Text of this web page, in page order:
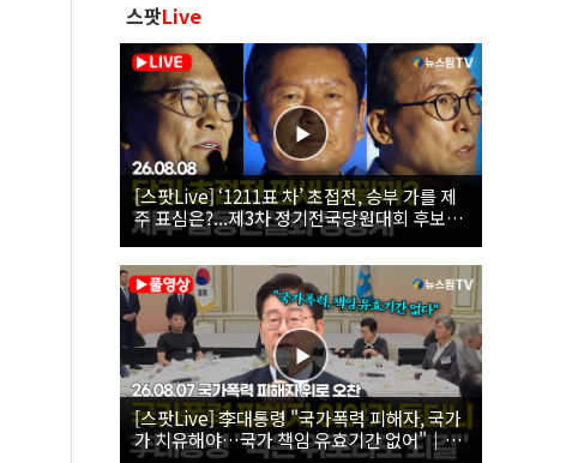
스팟Live
[스팟Live] ‘1211표 차’ 초접전, 승부 가를 제
주 표심은?...제3차 정기전국당원대회 후보자
제주 합동연설회 생중계 | 26.08.08
[스팟Live] 李대통령 "국가폭력 피해자, 국가
가 치유해야…국가 책임 유효기간 없어"｜